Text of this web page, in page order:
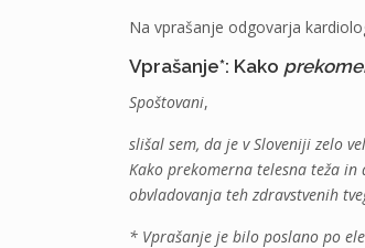
Na vprašanje odgovarja
Vprašanje*: Kako
Spoštovani,
slišal sem, da je v Sloveniji zelo
Kako prekomerna telesna teža in
obvladovanja teh zdravstvenih
* Vprašanje je bilo poslano po